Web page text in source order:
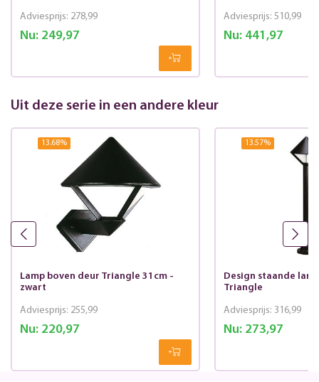
Nu:249,97
Adviesprijs: 278,99
Nu:441,97
Adviesprijs: 510,99
Uit deze serie in een andere kleur
13.68%
Lamp boven deur Triangle 31cm -
zwart
Nu:220,97
Adviesprijs: 255,99
13.57%
Design staande
Triangle
Nu:273,97
Adviesprijs: 316,99